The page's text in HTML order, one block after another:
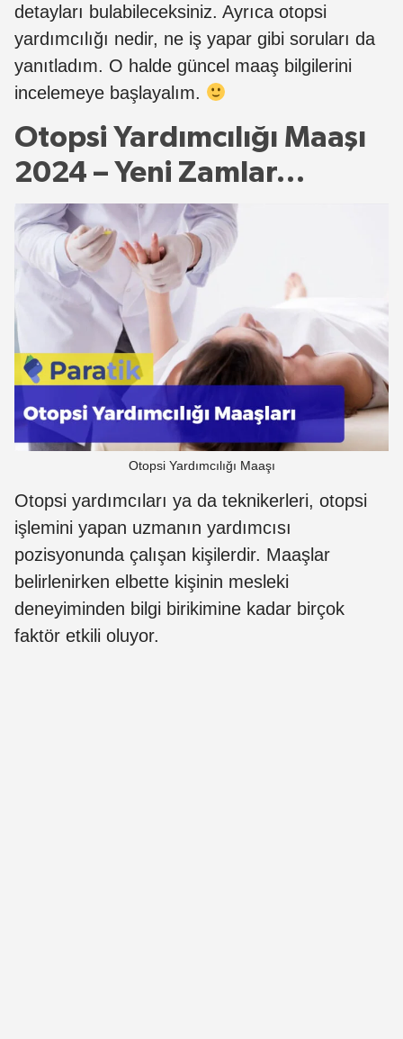
detayları bulabileceksiniz. Ayrıca otopsi
yardımcılığı nedir, ne iş yapar gibi soruları da
yanıtladım. O halde güncel maaş bilgilerini
incelemeye başlayalım.
Otopsi Yardımcılığı Maaşı
2024 – Yeni Zamlar…
Otopsi Yardımcılığı Maaşı
Otopsi yardımcıları ya da teknikerleri, otopsi
işlemini yapan uzmanın yardımcısı
pozisyonunda çalışan kişilerdir. Maaşlar
belirlenirken elbette kişinin mesleki
deneyiminden bilgi birikimine kadar birçok
faktör etkili oluyor.